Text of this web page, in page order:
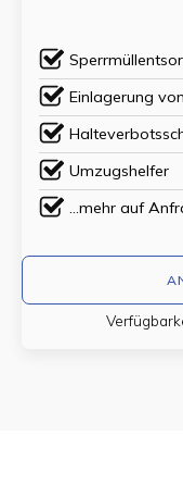
Einlagerung
Umzugshelfer
...mehr auf